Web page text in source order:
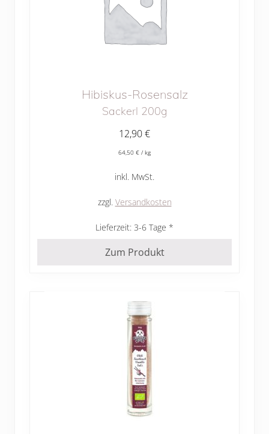
Hibiskus-Rosensalz
Sackerl 200g
12,90€
64,50 € /kg
inkl. MwSt.
zzgl. Versandkosten
Lieferzeit: 3-6 Tage
Zum Produkt